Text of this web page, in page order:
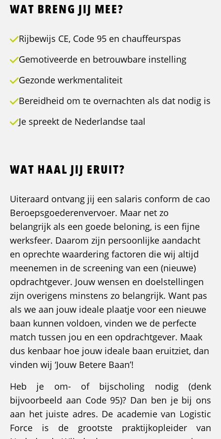
WAT BRENG JIJ MEE?
Rijbewijs CE, Code 95 en chauffeurspas
Gemotiveerde en betrouwbare instelling
Gezonde werkmentaliteit
Bereidheid om te overnachten als dat nodig is
Je spreekt de Nederlandse taal
WAT HAAL JIJ ERUIT?
Uiteraard ontvang jij een salaris conform de cao
Beroepsgoederenvervoer. Maar net zo
belangrijk als een goede beloning, is een fijne
werksfeer. Daarom zijn persoonlijke aandacht
en oprechte waardering factoren die wij altijd
meenemen in de screening van een (nieuwe)
opdrachtgever. Jouw wensen en doelstellingen
zijn overigens minstens zo belangrijk. Want pas
als we aan jouw ideale plaatje voor een nieuwe
baan kunnen voldoen, vinden we de perfecte
match tussen jou en een opdrachtgever. Maak
dus kenbaar hoe jouw ideale baan eruitziet, dan
vinden wij ‘Jouw Betere Baan’!
Heb je om- of bijscholing nodig (denk
bijvoorbeeld aan Code 95)? Dan ben je bij ons
aan het juiste adres. De academie van Logistic
Force is de grootste praktijkopleider van